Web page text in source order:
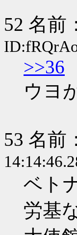
52 名前：
>>36
ウヨ
53 名前：
ベト
労基